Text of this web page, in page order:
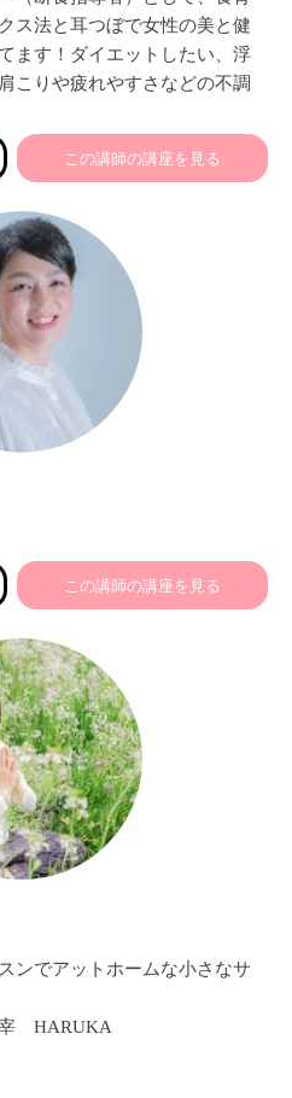
ス法と耳つぼで女性の美と健
ます！ダイエットしたい、浮
こりや疲れやすさなどの不調
でも講座やサポートを。耳つ
ュニケーションとしての活用
をたくさん増やしていきたい
この講師の講座を見る
この講師の講座を見る
ンでアットホームな小さなサ
宰 HARUKA